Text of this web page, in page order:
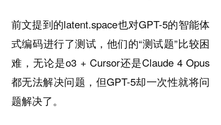
前文提到的latent.space也对GPT-5的智能体
式编码进行了测试，他们的“测试题”比较困
难，无论是o3 + Cursor还是Claude 4 Opus
都无法解决问题，但GPT-5却一次性就将问
题解决了。